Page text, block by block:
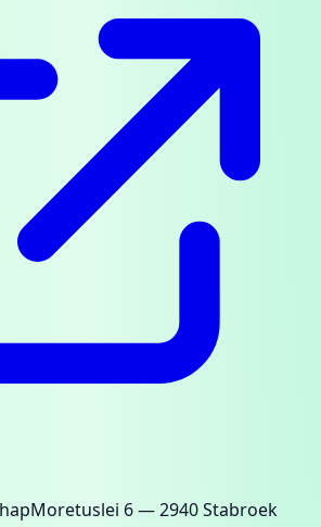
Moretuslei 6— 2940 Stabroek